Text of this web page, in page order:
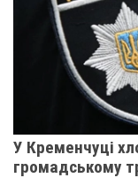
У Кременчуці
громадському